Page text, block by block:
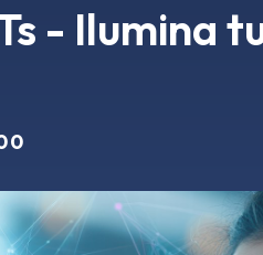
- Ilumina